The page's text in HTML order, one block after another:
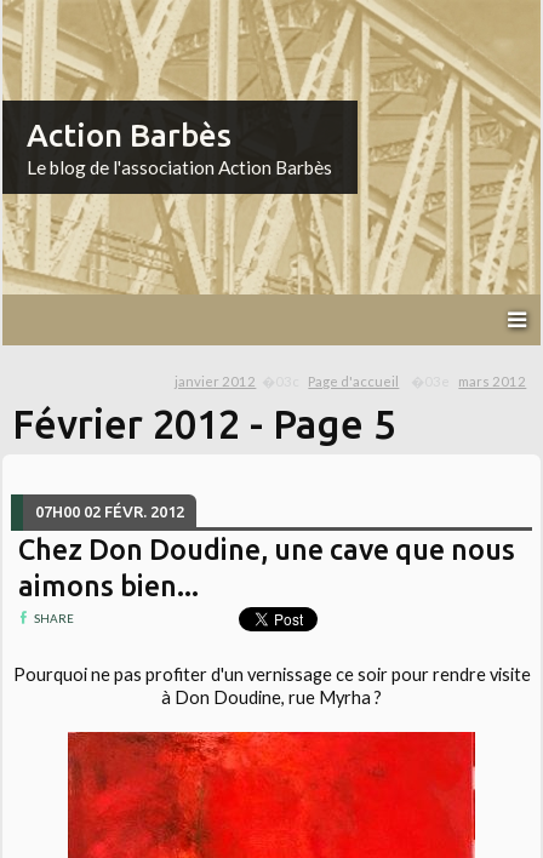
Action Barbès
Le blog de l'association Action Barbès
janvier 2012 Page d'accueil mars 2012
Février 2012 - Page 5
07H00 02 FÉVR. 2012
Chez Don Doudine, une cave que nous
aimons bien...
SHARE
Pourquoi ne pas profiter d'un vernissage ce soir pour rendre visite
à Don Doudine, rue Myrha ?